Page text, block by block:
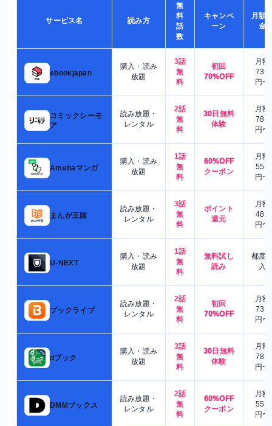
サービス名 読み方
無
料
話
数
キャンペ
ーン
月額
金
ebookjapan
購入・読み
放題
3話
無
料
初回
70%OFF
月額
730
円〜
コミックシーモ
ア
読み放題・
レンタル
2話
無
料
30日無料
体験
月額
780
円〜
Amebaマンガ
購入・読み
放題
1話
無
料
60%OFF
クーポン
月額
550
円〜
まんが王国
読み放題・
レンタル
3話
無
料
ポイント
還元
月額
480
円〜
U-NEXT
購入・読み
放題
1話
無
料
無料試し
読み
都度
入
ブックライブ
読み放題・
レンタル
2話
無
料
初回
70%OFF
月額
730
円〜
dブック
購入・読み
放題
3話
無
料
30日無料
体験
月額
780
円〜
DMMブックス
読み放題・
レンタル
2話
無
料
60%OFF
クーポン
月額
550
円〜